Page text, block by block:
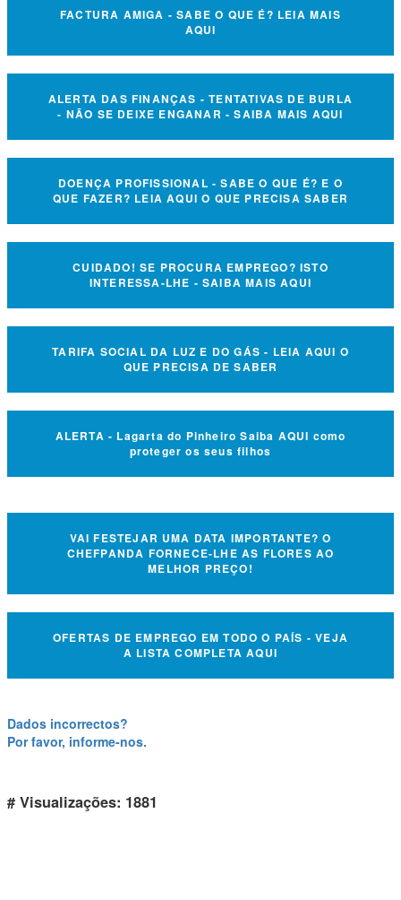
FACTURA AMIGA - SABE O QUE É? LEIA MAIS
AQUI
ALERTA DAS FINANÇAS - TENTATIVAS DE BURLA
- NÃO SE DEIXE ENGANAR - SAIBA MAIS AQUI
DOENÇA PROFISSIONAL - SABE O QUE É? E O
QUE FAZER? LEIA AQUI O QUE PRECISA SABER
CUIDADO! SE PROCURA EMPREGO? ISTO
INTERESSA-LHE - SAIBA MAIS AQUI
TARIFA SOCIAL DA LUZ E DO GÁS - LEIA AQUI O
QUE PRECISA DE SABER
ALERTA - Lagarta do Pinheiro Saiba AQUI como
proteger os seus filhos
VAI FESTEJAR UMA DATA IMPORTANTE? O
CHEFPANDA FORNECE-LHE AS FLORES AO
MELHOR PREÇO!
OFERTAS DE EMPREGO EM TODO O PAÍS - VEJA
A LISTA COMPLETA AQUI
Dados incorrectos?
Por favor, informe-nos.
# Visualizações: 1881